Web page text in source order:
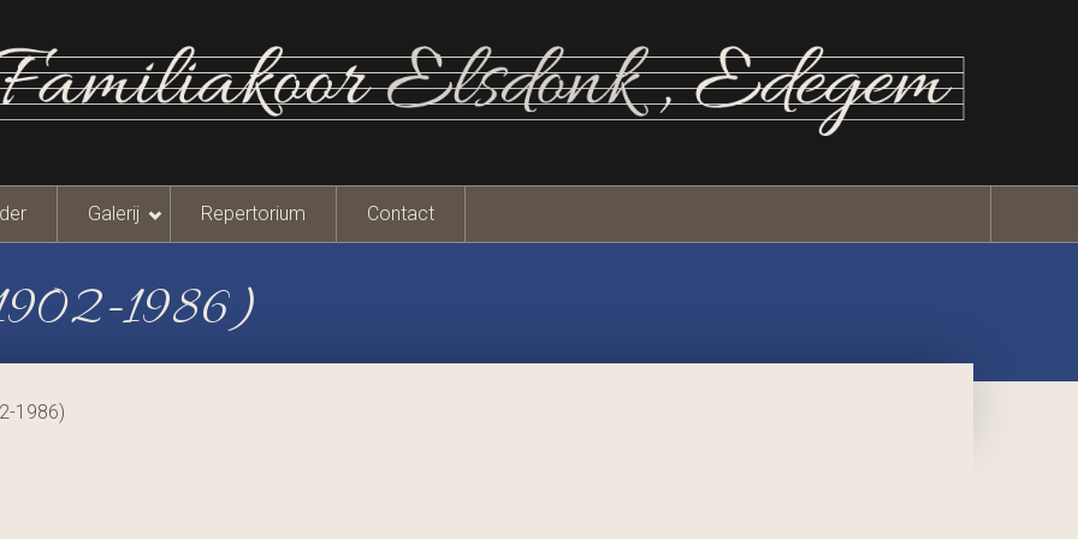
Galerij Repertorium Contact
1986)
1986)